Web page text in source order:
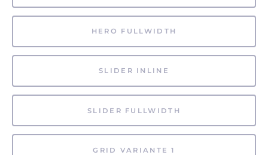
HERO FULLWIDTH
SLIDER INLINE
SLIDER FULLWIDTH
GRID VARIANTE 1